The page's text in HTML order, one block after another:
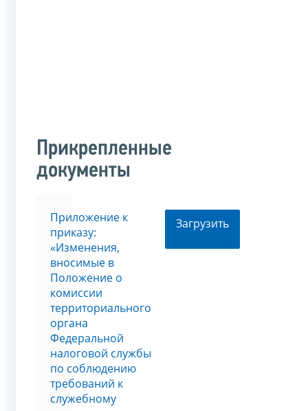
Прикрепленные
документы
Приложение к
приказу:
«Изменения,
вносимые в
Положение о
комиссии
территориального
органа
Федеральной
налоговой службы
по соблюдению
требований к
служебному
Загрузить